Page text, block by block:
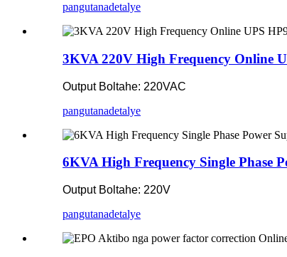
pangutanadetalye
3KVA 220V High Frequency Online
Output Boltahe: 220VAC
pangutanadetalye
6KVA High Frequency Single Phase
Output Boltahe: 220V
pangutanadetalye